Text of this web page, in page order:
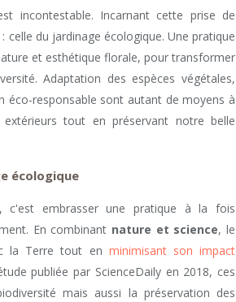
incontestable. Incarnant cette prise de
celle du jardinage écologique. Une pratique
et esthétique florale, pour transformer
Adaptation des espèces végétales,
éco-responsable sont autant de moyens à
tout en préservant notre belle
écologique
, c'est embrasser une pratique à la fois
En combinant nature et science, le
la Terre tout en minimisant son impact
publiée par ScienceDaily en 2018, ces
mais aussi la préservation des